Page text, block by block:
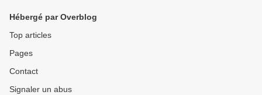
Hébergé par Overblog
Top articles
Pages
Contact
Signaler un abus